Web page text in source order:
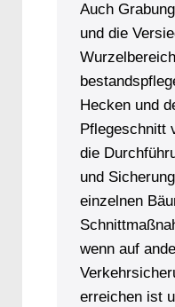
Auch
und die
Hecken und
Pflegeschnitt
die
und
einzelnen
wenn auf
erreichen ist